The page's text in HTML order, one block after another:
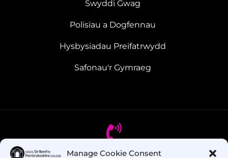
Manage Cookie Consent
Swyddi Gwag
Polisïau a Dogfennau
Hysbysiadau Preifatrwydd
Safonau'r Gymraeg